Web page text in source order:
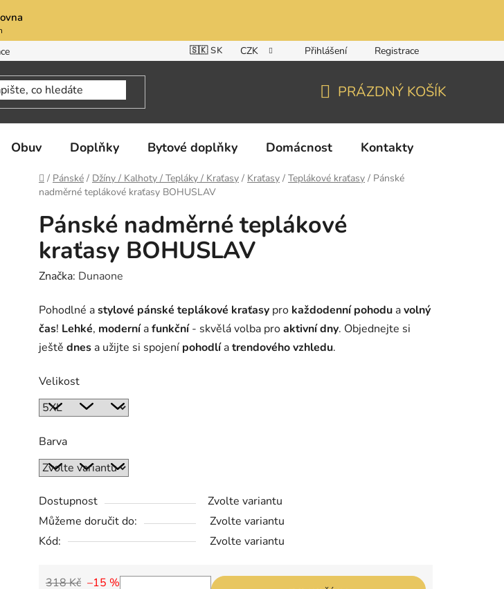
🇸🇰 SK CZK Přihlášení Registrace
KOŠÍK
PRÁZDNÝ KOŠÍK
Obuv Doplňky Bytové doplňky Domácnost Kontakty
Domů
/ Pánské / Džíny / Kalhoty / Tepláky / Kraťasy / Kraťasy / Teplákové kraťasy / Pánské
nadměrné teplákové kraťasy BOHUSLAV
Pánské nadměrné teplákové
kraťasy BOHUSLAV
Značka: Dunaone
Pohodlné astylové pánské teplákové kraťasy pro každodenní pohodu avolný
čas! Lehké, moderníafunkční- skvělá volba proaktivní dny. Objednejte si
ještě dnes a užijte si spojení pohodlíatrendového vzhledu.
Velikost
Barva
Dostupnost
Zvolte variantu
Můžeme doručit do:
Zvolte variantu
Kód:
Zvolte variantu
318 Kč –15 %